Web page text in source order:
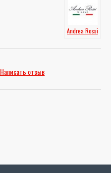
Andrea Rossi
Написать отзыв